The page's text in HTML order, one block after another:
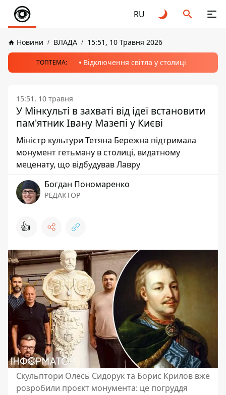
RU
Новини ВЛАДА 15:51, 10 Травня 2026
ТОПТЕМА: Відключення світла у столиці
15:51, 10 травня
У Мінкульті в захваті від ідеї встановити
пам'ятник Івану Мазепі у Києві
Міністр культури Тетяна Бережна підтримала
монумент гетьману в столиці, видатному
меценату, що відбудував Лавру
Богдан Пономаренко
РЕДАКТОР
👍
Скульптори Олесь Сидорук та Борис Крилов вже
розробили проєкт монумента: це погруддя